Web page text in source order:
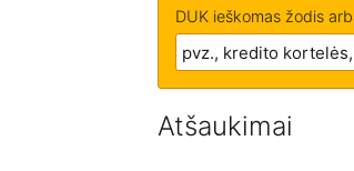
DUK ieškomas žodis
Atšaukimai